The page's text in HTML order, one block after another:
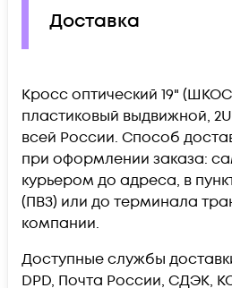
Доставка
Кросс оптический 19"
пластиковый выдвижной,
всей России. Способ
при оформлении заказа:
курьером до адреса, в
(ПВЗ) или до терминала
компании.
Доступные службы
DPD, Почта России, СДЭК,